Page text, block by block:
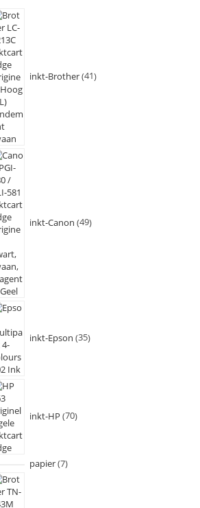
inkt-Brother 41
inkt-Canon 49
inkt-Epson 35
inkt-HP 70
papier 7